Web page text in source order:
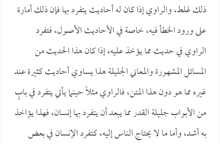
ذلك غلط، والراوي إذا كان له أحاديث يتفرد بها فإن ذلك أمارة
على ورود الخطأ فيه، خاصة في الأحاديث الأصول، فتفرد
الراوي في حديث مما يؤخذ عليه، إذا كان هذا الحديث من
المسائل المشهورة والمعاني الجليلة هذا يساوي أحاديث كثيرة عند
غيره مما هو دون هذا المتن، فالراوي مثلاً حينما يأتي يتفرد في بابٍ
من الأبواب جليلة القدر مما يبعد أن يتفرد بها إنسان، فهذا يؤاخذ
به أشد، وأما ما لا يحتاج الناس إليه، كتفرد الإنسان في بعض